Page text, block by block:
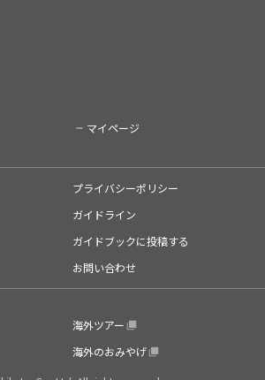
マイページ
プライバシーポリシー
ガイドライン
ガイドブックに投稿する
お問い合わせ
海外ツアー
海外のおみやげ